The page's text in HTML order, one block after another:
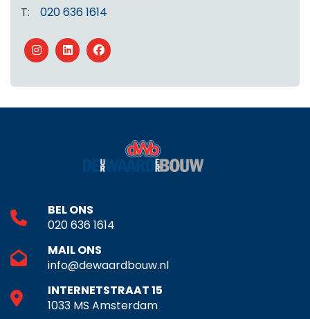
T:
020 636 1614
BEL ONS
020 636 1614
MAIL ONS
info@dewaardbouw.nl
INTERNETSTRAAT 15
1033 MS Amsterdam